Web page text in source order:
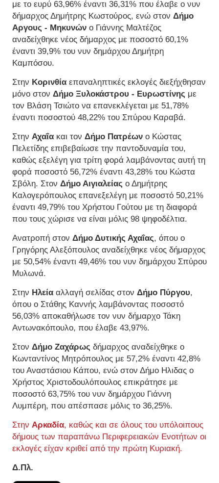
με το ευρύ 63,96% έναντι 36,31% που έλαβε ο νυν
δήμαρχος Δημήτρης Κωστούρος, ενώ στον Δήμο
Αργους - Μηκυνών ο Γιάννης Μαλτέζος
αναδείχθηκε νέος δήμαρχος με ποσοστό 60,1%
έναντι 39,9% του νυν δημάρχου Δημήτρη
Καμπόσου.
Στην Κορινθία επαναληπτικές εκλογές διεξήχθησαν
μόνο στον Δήμο Ξυλοκάστρου - Ευρωστίνης με
τον Βλάση Τσιώτο να επανεκλέγεται με 51,78%
έναντι ποσοστού 48,22% του Σπύρου Καραβά.
Στην Αχαΐα και τον Δήμο Πατρέων ο Κώστας
Πελετίδης επιβεβαίωσε την παντοδυναμία του,
καθώς εξελέγη για τρίτη φορά λαμβάνοντας αυτή τη
φορά ποσοστό 56,72% έναντι 43,28% του Κώστα
Σβόλη. Στον Δήμο Αιγιαλείας ο Δημήτρης
Καλογερόπουλος επανεξελέγη με ποσοστό 50,21%
έναντι 49,79% του Χρήστου Γούτου με τη διαφορά
που τους χώρισε να είναι μόλις 98 ψηφοδέλτια.
Ανατροπή στον Δήμο Δυτικής Αχαΐας, όπου ο
Γρηγόρης Αλεξόπουλος αναδείχθηκε νέος δήμαρχος
με 50,54% έναντι 49,46% του νυν δημάρχου Σπύρου
Μυλωνά.
Στην Ηλεία αλλαγή σελίδας στον Δήμο Πύργου,
όπου ο Στάθης Καννής λαμβάνοντας ποσοστό
56,03% αποκαθήλωσε τον νυν δήμαρχο Τάκη
Αντωνακόπουλο, που έλαβε 43,97%.
Στον Δήμο Ζαχάρως δήμαρχος αναδείχθηκε ο
Κωνταντίνος Μητρόπουλος με 57,2% έναντι 42,8%
του Αναστάσιου Κάπου, ενώ στον Δήμο Ηλιδας ο
Χρήστος Χριστοδουλόπουλος επικράτησε με
ποσοστό 63,75% του νυν δημάρχου Γιάννη
Λυμπέρη, που απέσπασε μόλις το 36,25%.
Στην Αρκαδία, καθώς και σε όλους του υπόλοιπους
δήμους των παραπάνω Περιφερειακών Ενοτήτων οι
εκλογές είχαν κριθεί από την πρώτη Κυριακή.
Δ.Πλ.